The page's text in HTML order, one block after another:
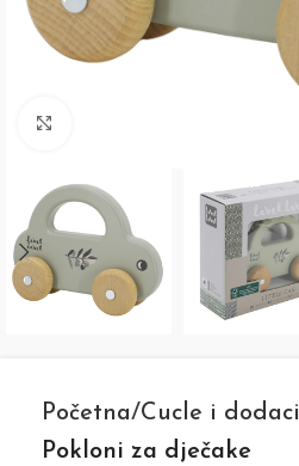
Početna Cucle i dodaci
Pokloni za dječake